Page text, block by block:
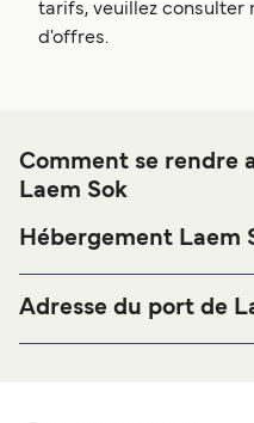
tarifs, veuillez consulter
d'offres.
Comment se rendre
Laem Sok
Hébergement Laem
Sok ou à proximité, avant
êtes à la recherche de
Adresse du port de